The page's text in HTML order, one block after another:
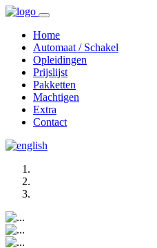
Home
Automaat / Schakel
Opleidingen
Prijslijst
Pakketten
Machtigen
Extra
Contact